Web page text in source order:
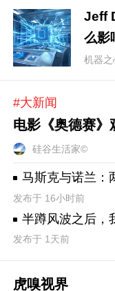
Jeff
么影
机器之
#大新闻
电影《奥德赛》
硅谷生活家©
马斯克与诺兰：
发布于 16小时前
半蹲风波之后，
发布于 1天前
虎嗅视界